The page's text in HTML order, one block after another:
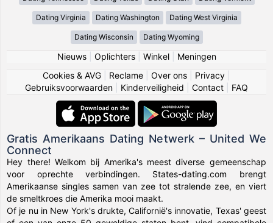
Dating Virginia Dating Washington Dating West Virginia
Dating Wisconsin Dating Wyoming
Nieuws| Oplichters| Winkel| Meningen
Cookies & AVG
Reclame Over ons Privacy
Gebruiksvoorwaarden
Kinderveiligheid Contact FAQ
Gratis Amerikaans Dating Netwerk – United We
Connect
Hey there! Welkom bij Amerika's meest diverse gemeenschap
voor oprechte verbindingen. States-dating.com brengt
Amerikaanse singles samen van zee tot stralende zee, en viert
de smeltkroes die Amerika mooi maakt.
Of je nu in New York's drukte, Californië's innovatie, Texas' geest